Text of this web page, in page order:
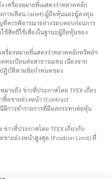
เครื่องหมายที่เแสดงว่าตลาดหลัก
การเตือน (alert) ผู้ถือหุ้นและผู้ลงทุน
ที่ควรพิจารณาอย่างรอบคอบก่อนการ
ช้สิทธิใช้เสียงในฐานะผู้ถือหุ้นของ
ครื่องหมายที่แสดงว่าตลาดหลักทรัพย์ฯ
ทะเบียนต่อสาธารณชน เนื่องจาก
ฏิบัติตามข้อกำหนดของ
มายถึง ข่าวที่ประกาศโดย TFEX เกี่ยว
อขายล่วงหน้า (Contract
มีการทำรายการที่มีผลกระทบต่อหุ้น
ข่าวที่ประกาศโดย TFEX เกี่ยวกับ
ายล่วงหน้าสูงสุด (Position Limit) ที่